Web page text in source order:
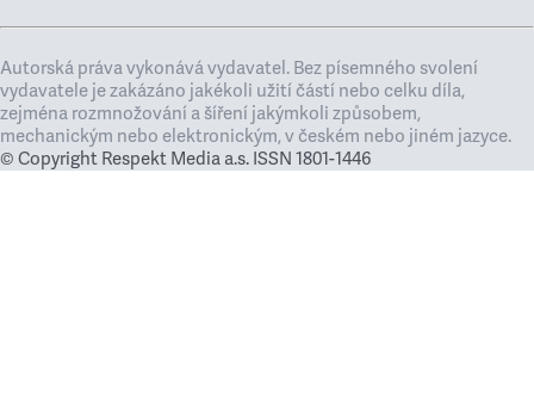
Autorská práva vykonává vydavatel. Bez písemného svolení
vydavatele je zakázáno jakékoli užití částí nebo celku díla,
zejména rozmnožování a šíření jakýmkoli způsobem,
mechanickým nebo elektronickým, v českém nebo jiném jazyce.
© Copyright Respekt Media a.s. ISSN 1801-1446